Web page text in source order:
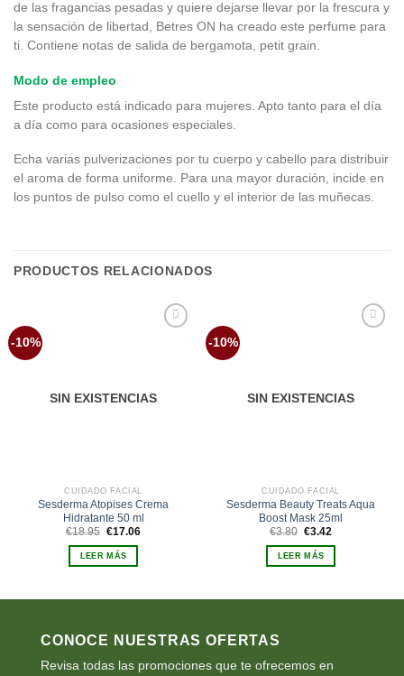
de las fragancias pesadas y quiere dejarse llevar por la frescura y
la sensación de libertad, Betres ON ha creado este perfume para
ti. Contiene notas de salida de bergamota, petit grain.
Modo de empleo
Este producto está indicado para mujeres. Apto tanto para el día
a día como para ocasiones especiales.
Echa varias pulverizaciones por tu cuerpo y cabello para distribuir
el aroma de forma uniforme. Para una mayor duración, incide en
los puntos de pulso como el cuello y el interior de las muñecas.
PRODUCTOS RELACIONADOS
-10%
SIN EXISTENCIAS
CUIDADO FACIAL
Sesderma Atopises Crema
Hidratante 50 ml
€18.95 El
original
era:
€18.95.
€17.06El
LEER MÁS
-10%
SIN EXISTENCIAS
CUIDADO FACIAL
Sesderma Beauty Treats Aqua
Boost Mask 25ml
€3.80 El
original
era:
€3.80.
€3.42El
actual
€3.42.
LEER MÁS
CONOCE NUESTRAS OFERTAS
Revisa todas las promociones que te ofrecemos en